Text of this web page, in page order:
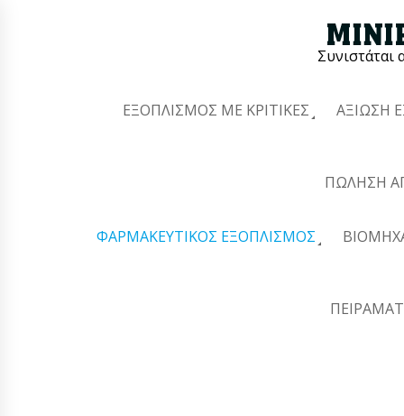
Συνιστάται
ΕΞΟΠΛΙΣΜΌΣ ΜΕ ΚΡΙΤΙΚΈΣ ΑΞΊΩΣΗ
ΠΏΛΗΣΗ
ΦΑΡΜΑΚΕΥΤΙΚΌΣ ΕΞΟΠΛΙΣΜΌΣ